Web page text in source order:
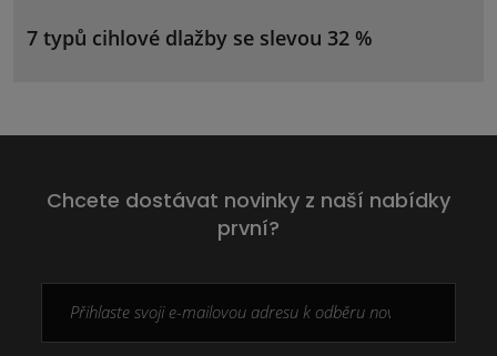
7 typů cihlové dlažby se slevou 32 %
Chcete dostávat novinky z naší nabídky
první?